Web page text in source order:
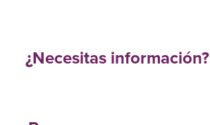
¿Necesitas información?